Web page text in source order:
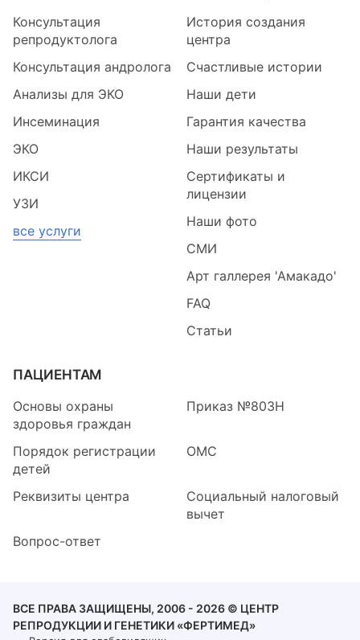
Консультация
репродуктолога
Консультация андролога
Анализы для ЭКО
Инсеминация
ЭКО
ИКСИ
УЗИ
все услуги
История создания
центра
Счастливые истории
Наши дети
Гарантия качества
Наши результаты
Сертификаты и
лицензии
Наши фото
СМИ
Арт галлерея 'Амакадо'
FAQ
Статьи
ПАЦИЕНТАМ
Основы охраны
здоровья граждан
Приказ №803Н
Порядок регистрации
детей
ОМС
Реквизиты центра
Социальный налоговый
вычет
Вопрос-ответ
ВСЕ ПРАВА ЗАЩИЩЕНЫ, 2006 - 2026 © ЦЕНТР
РЕПРОДУКЦИИ И ГЕНЕТИКИ «ФЕРТИМЕД»